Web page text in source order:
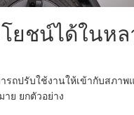
ยชน์ได้ในห
ารถปรับใช้งานให้เข้ากับสภา
าย ยกตัวอย่าง